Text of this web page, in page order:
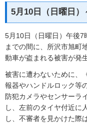
5月10日（日曜日
5月10日（日曜日）午後7
までの間に、所沢市旭町
動車が盗まれる被害が発
被害に遭わないために、
報器やハンドルロック等
防犯カメラやセンサーラ
し、左前のタイヤ付近に
し、不審者を見かけた際